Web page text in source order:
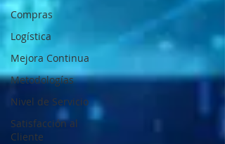
Compras
Logística
Mejora Continua
Metodologías
Nivel de Servicio
Satisfacción al
Cliente